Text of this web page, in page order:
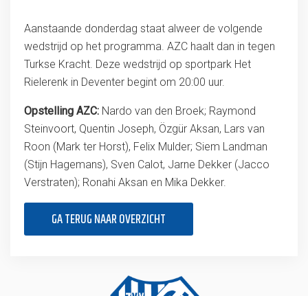
Aanstaande donderdag staat alweer de volgende
wedstrijd op het programma. AZC haalt dan in tegen
Turkse Kracht. Deze wedstrijd op sportpark Het
Rielerenk in Deventer begint om 20:00 uur.
Opstelling AZC:Nardo van den Broek; Raymond
Steinvoort, Quentin Joseph, Özgür Aksan, Lars van
Roon (Mark ter Horst), Felix Mulder; Siem Landman
(Stijn Hagemans), Sven Calot, Jarne Dekker (Jacco
Verstraten); Ronahi Aksan en Mika Dekker.
GA TERUG NAAR OVERZICHT